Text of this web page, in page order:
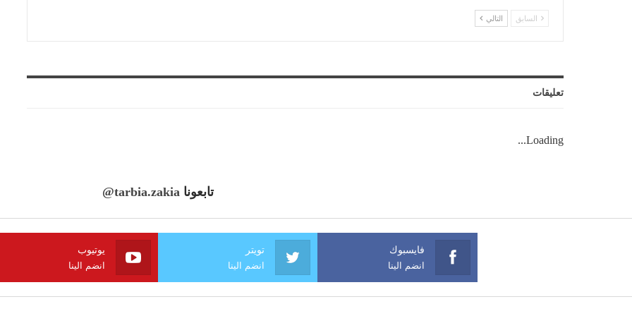
السابق التالي
تعليقات
Loading...
تابعونا @tarbia.zakia
فايسبوك
انضم الينا
تويتر
انضم الينا
يوتيوب
انضم الينا